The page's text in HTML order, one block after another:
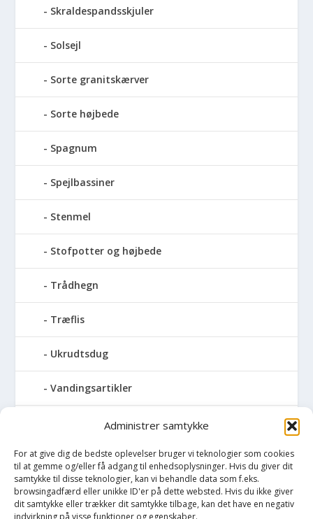
Administrer samtykke
For at give dig de bedste oplevelser bruger vi teknologier som cookies
til at gemme og/eller få adgang til enhedsoplysninger. Hvis du giver dit
samtykke til disse teknologier, kan vi behandle data som f.eks.
browsingadfærd eller unikke ID'er på dette websted. Hvis du ikke giver
dit samtykke eller trækker dit samtykke tilbage, kan det have en negativ
Skraldespandsskjuler
Solsejl
Sorte granitskærver
Sorte højbede
Spagnum
Spejlbassiner
Stenmel
Stofpotter og højbede
Trådhegn
Træflis
Ukrudtsdug
Vandingsartikler
Vandslanger
Vildthegn
vækstdug